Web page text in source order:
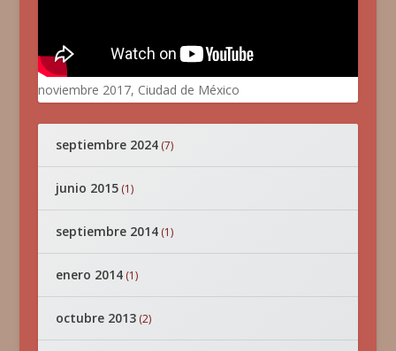
noviembre 2017, Ciudad de México
septiembre 2024(7)
junio 2015(1)
septiembre 2014(1)
enero 2014(1)
octubre 2013(2)